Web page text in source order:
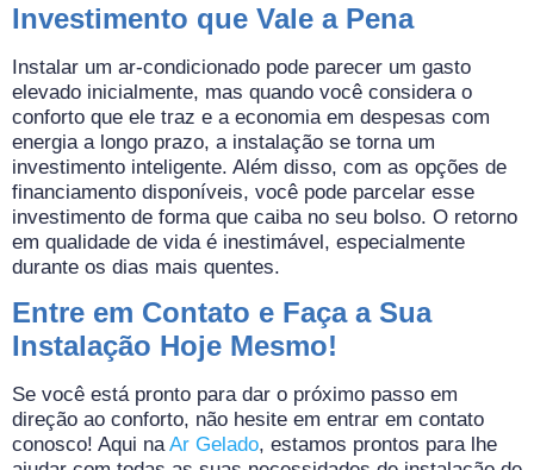
Investimento que Vale a Pena
Instalar um ar-condicionado pode parecer um gasto
elevado inicialmente, mas quando você considera o
conforto que ele traz e a economia em despesas com
energia a longo prazo, a instalação se torna um
investimento inteligente. Além disso, com as opções de
financiamento disponíveis, você pode parcelar esse
investimento de forma que caiba no seu bolso. O retorno
em qualidade de vida é inestimável, especialmente
durante os dias mais quentes.
Entre em Contato e Faça a Sua
Instalação Hoje Mesmo!
Se você está pronto para dar o próximo passo em
direção ao conforto, não hesite em entrar em contato
conosco! Aqui naAr Gelado, estamos prontos para lhe